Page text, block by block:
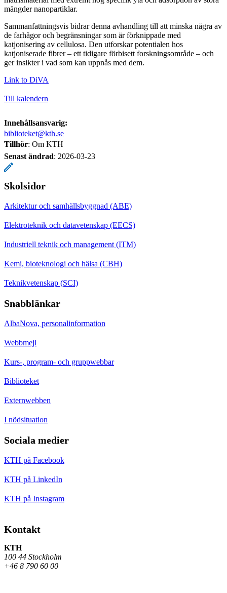
mängder nanopartiklar.
Sammanfattningsvis bidrar denna avhandling till att minska några av
de farhågor och begränsningar som är förknippade med
katjonisering av cellulosa. Den utforskar potentialen hos
katjoniserade fibrer – ett tidigare förbisett forskningsområde – och
ger insikter i vad som kan uppnås med dem.
Link to DiVA
Till kalendern
Innehållsansvarig:
biblioteket@kth.se
Tillhör: Om KTH
Senast ändrad: 2026-03-23
Skolsidor
Arkitektur och samhällsbyggnad (ABE)
Elektroteknik och datavetenskap (EECS)
Industriell teknik och management (ITM)
Kemi, bioteknologi och hälsa (CBH)
Teknikvetenskap (SCI)
Snabblänkar
AlbaNova, personalinformation
Webbmejl
Kurs-, program- och gruppwebbar
Biblioteket
Externwebben
I nödsituation
Sociala medier
KTH på Facebook
KTH på LinkedIn
KTH på Instagram
Kontakt
KTH
100 44 Stockholm
+46 8 790 60 00